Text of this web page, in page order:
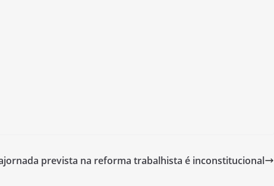
prevista na reforma trabalhista é inconstitucional